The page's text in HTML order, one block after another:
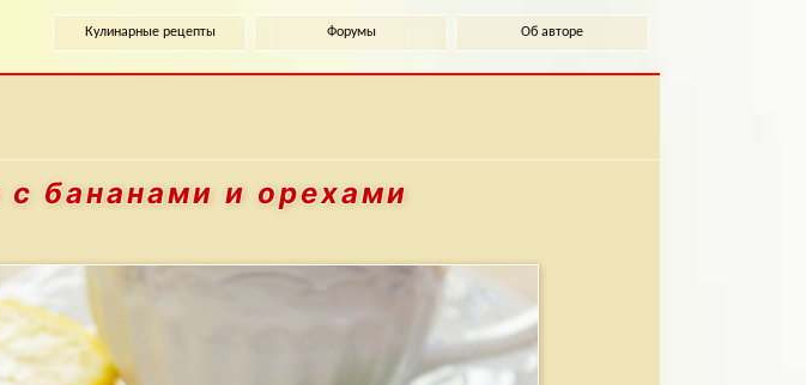
Кулинарные рецепты Форумы Об авторе
с бананами и орехами